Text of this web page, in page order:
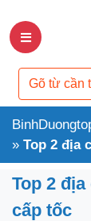
» Top 2 địa
Top 2
cấp tốc